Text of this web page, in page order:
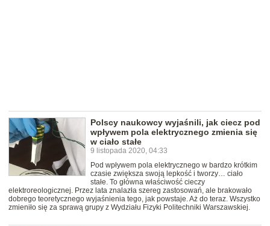
Polscy naukowcy wyjaśnili, jak ciecz pod
wpływem pola elektrycznego zmienia się
w ciało stałe
9 listopada 2020, 04:33
Pod wpływem pola elektrycznego w bardzo krótkim
czasie zwiększa swoją lepkość i tworzy… ciało
stałe. To główna właściwość cieczy
elektroreologicznej. Przez lata znalazła szereg zastosowań, ale brakowało
dobrego teoretycznego wyjaśnienia tego, jak powstaje. Aż do teraz. Wszystko
zmieniło się za sprawą grupy z Wydziału Fizyki Politechniki Warszawskiej.